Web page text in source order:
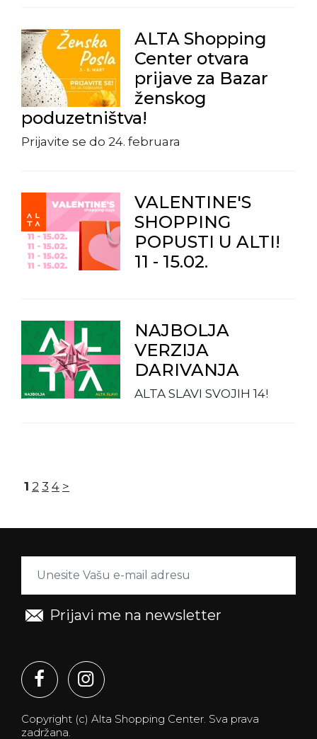
ALTA Shopping
Center otvara
prijave za Bazar
ženskog
poduzetništva!
Prijavite se do 24. februara
VALENTINE'S
SHOPPING
POPUSTI U ALTI!
11 - 15.02.
NAJBOLJA
VERZIJA
DARIVANJA
ALTA SLAVI SVOJIH 14!
1 2 3 4 >
Prijavi me na newsletter
Copyright (c) Alta Shopping Center. Sva prava
zadržana.